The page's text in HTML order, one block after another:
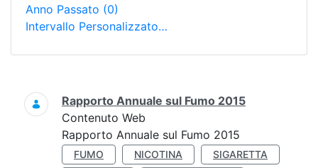
Anno Passato (0)
Intervallo Personalizzato…
Ricerca
Rapporto Annuale sul Fumo 2015
Contenuto Web
Rapporto Annuale sul Fumo 2015
FUMO NICOTINA
SIGARETTA